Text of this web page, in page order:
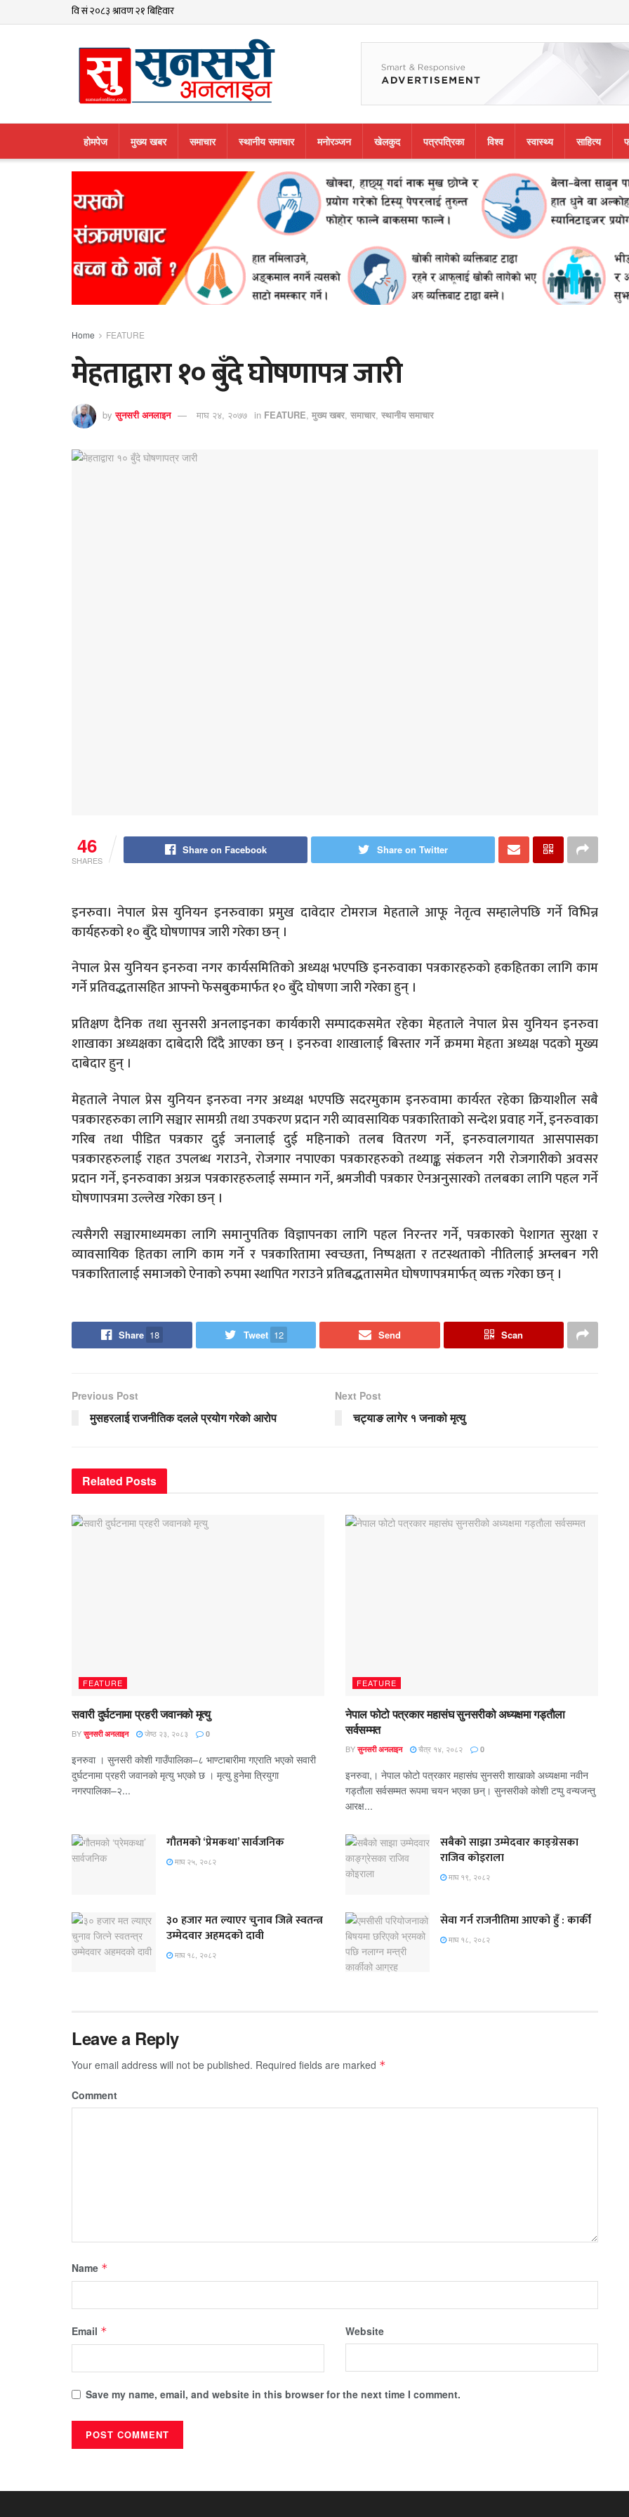
हाेमपेज मुख्य खबर समाचार स्थानीय समाचार मनाेरञ्जन खेलकुद पत्रपत्रिका विश्व स्वास्थ्य साहित्य
Home FEATURE
मेहताद्वारा १० बुँदे घोषणापत्र जारी
by सुनसरी अनलाइन माघ २४, २०७७ in FEATURE, मुख्य खबर, समाचार, स्थानीय समाचार
46
SHARES
Share on Facebook Share on Twitter
इनरुवा। नेपाल प्रेस युनियन इनरुवाका प्रमुख दावेदार टोमराज मेहताले आफू नेतृत्व सम्हालेपछि गर्ने विभिन्न
कार्यहरुको १० बुँदे घोषणापत्र जारी गरेका छन् ।
नेपाल प्रेस युनियन इनरुवा नगर कार्यसमितिको अध्यक्ष भएपछि इनरुवाका पत्रकारहरुको हकहितका लागि काम
गर्ने प्रतिवद्धतासहित आफ्नो फेसबुकमार्फत १० बुँदे घोषणा जारी गरेका हुन् ।
प्रतिक्षण दैनिक तथा सुनसरी अनलाइनका कार्यकारी सम्पादकसमेत रहेका मेहताले नेपाल प्रेस युनियन इनरुवा
शाखाका अध्यक्षका दाबेदारी दिँदै आएका छन् । इनरुवा शाखालाई बिस्तार गर्ने क्रममा मेहता अध्यक्ष पदको मुख्य
दाबेदार हुन् ।
मेहताले नेपाल प्रेस युनियन इनरुवा नगर अध्यक्ष भएपछि सदरमुकाम इनरुवामा कार्यरत रहेका क्रियाशील सबै
पत्रकारहरुका लागि सञ्चार सामग्री तथा उपकरण प्रदान गरी व्यावसायिक पत्रकारिताको सन्देश प्रवाह गर्ने, इनरुवाका
गरिब तथा पीडित पत्रकार दुई जनालाई दुई महिनाको तलब वितरण गर्ने, इनरुवालगायत आसपासका
पत्रकारहरुलाई राहत उपलब्ध गराउने, रोजगार नपाएका पत्रकारहरुको तथ्याङ्क संकलन गरी रोजगारीको अवसर
प्रदान गर्ने, इनरुवाका अग्रज पत्रकारहरुलाई सम्मान गर्ने, श्रमजीवी पत्रकार ऐनअनुसारको तलबका लागि पहल गर्ने
घोषणापत्रमा उल्लेख गरेका छन् ।
त्यसैगरी सञ्चारमाध्यमका लागि समानुपतिक विज्ञापनका लागि पहल निरन्तर गर्ने, पत्रकारको पेशागत सुरक्षा र
व्यावसायिक हितका लागि काम गर्ने र पत्रकारितामा स्वच्छता, निष्पक्षता र तटस्थताको नीतिलाई अम्लबन गरी
पत्रकारितालाई समाजको ऐनाको रुपमा स्थापित गराउने प्रतिबद्धतासमेत घोषणापत्रमार्फत् व्यक्त गरेका छन् ।
Share 18 Tweet 12 Send Scan
Previous Post
मुसहरलाई राजनीतिक दलले प्रयोग गरेको आरोप
Next Post
चट्याङ लागेर १ जनाको मृत्यु
Related Posts
FEATURE
सवारी दुर्घटनामा प्रहरी जवानको मृत्यु
BY सुनसरी अनलाइन जेष्ठ २३, २०८३ 0
इनरुवा । सुनसरी कोशी गाउँपालिका–८ भाण्टाबारीमा गएराति भएको सवारी
दुर्घटनामा प्रहरी जवानको मृत्यु भएको छ । मृत्यु हुनेमा त्रियुगा
नगरपालिका–२...
FEATURE
नेपाल फोटो पत्रकार महासंघ सुनसरीको अध्यक्षमा गड्ताैला
सर्वसम्मत
BY सुनसरी अनलाइन चैत्र १४, २०८२ 0
इनरुवा,। नेपाल फोटो पत्रकार महासंघ सुनसरी शाखाको अध्यक्षमा नवीन
गड्ताैला सर्वसम्मत रूपमा चयन भएका छन्। सुनसरीको काेशी टप्पु वन्यजन्तु
आरक्ष...
गौतमको ‘प्रेमकथा’ सार्वजनिक
माघ २५, २०८२
सबैको साझा उम्मेदवार काङ्ग्रेसका
राजिव कोइराला
माघ १९, २०८२
३० हजार मत ल्याएर चुनाव जित्ने स्वतन्त्र
उम्मेदवार अहमदको दावी
माघ १८, २०८२
सेवा गर्न राजनीतिमा आएको हुँ : कार्की
माघ १८, २०८२
Leave a Reply
Your email address will not be published. Required fields are marked *
Comment
Name *
Email * Website
Save my name, email, and website in this browser for the next time I comment.